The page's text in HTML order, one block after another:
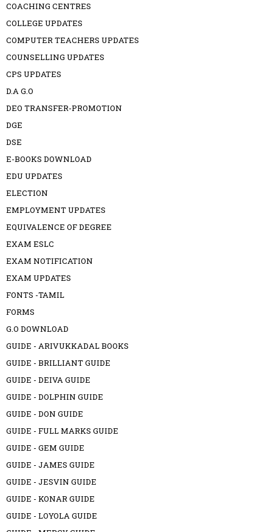
COACHING CENTRES
COLLEGE UPDATES
COMPUTER TEACHERS UPDATES
COUNSELLING UPDATES
CPS UPDATES
D.A G.O
DEO TRANSFER-PROMOTION
DGE
DSE
E-BOOKS DOWNLOAD
EDU UPDATES
ELECTION
EMPLOYMENT UPDATES
EQUIVALENCE OF DEGREE
EXAM ESLC
EXAM NOTIFICATION
EXAM UPDATES
FONTS -TAMIL
FORMS
G.O DOWNLOAD
GUIDE - ARIVUKKADAL BOOKS
GUIDE - BRILLIANT GUIDE
GUIDE - DEIVA GUIDE
GUIDE - DOLPHIN GUIDE
GUIDE - DON GUIDE
GUIDE - FULL MARKS GUIDE
GUIDE - GEM GUIDE
GUIDE - JAMES GUIDE
GUIDE - JESVIN GUIDE
GUIDE - KONAR GUIDE
GUIDE - LOYOLA GUIDE